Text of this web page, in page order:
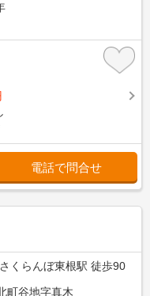
電話で問合せ
くらんぼ東根駅 徒歩90
町谷地字真木